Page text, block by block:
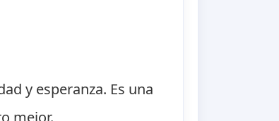
y esperanza. Es una